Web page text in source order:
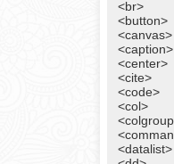
<br>
<button>
<canvas>
<caption>
<center>
<cite>
<code>
<col>
<datalist>